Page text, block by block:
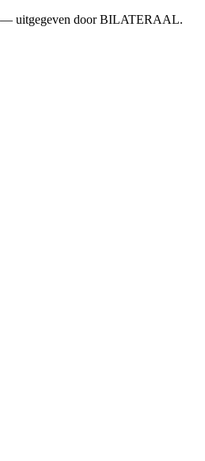
— uitgegeven door BILATERAAL.